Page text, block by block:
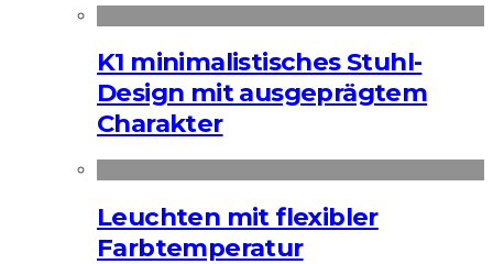
K1 minimalistisches Stuhl-
Design mit ausgeprägtem
Charakter
Leuchten mit flexibler
Farbtemperatur